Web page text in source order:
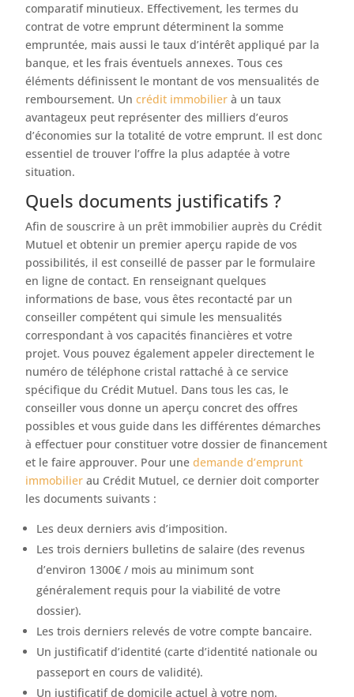
comparatif minutieux. Effectivement, les termes du
contrat de votre emprunt déterminent la somme
empruntée, mais aussi le taux d’intérêt appliqué par la
banque, et les frais éventuels annexes. Tous ces
éléments définissent le montant de vos mensualités de
remboursement. Uncrédit immobilier à un taux
avantageux peut représenter des milliers d’euros
d’économies sur la totalité de votre emprunt. Il est donc
essentiel de trouver l’offre la plus adaptée à votre
situation.
Quels documents justificatifs ?
Afin de souscrire à un prêt immobilier auprès du Crédit
Mutuel et obtenir un premier aperçu rapide de vos
possibilités, il est conseillé de passer par le formulaire
en ligne de contact. En renseignant quelques
informations de base, vous êtes recontacté par un
conseiller compétent qui simule les mensualités
correspondant à vos capacités financières et votre
projet. Vous pouvez également appeler directement le
numéro de téléphone cristal rattaché à ce service
spécifique du Crédit Mutuel. Dans tous les cas, le
conseiller vous donne un aperçu concret des offres
possibles et vous guide dans les différentes démarches
à effectuer pour constituer votre dossier de financement
et le faire approuver. Pour unedemande d’emprunt
immobilier au Crédit Mutuel, ce dernier doit comporter
les documents suivants :
Les deux derniers avis d’imposition.
Les trois derniers bulletins de salaire (des revenus
d’environ 1300€ / mois au minimum sont
généralement requis pour la viabilité de votre
dossier).
Les trois derniers relevés de votre compte bancaire.
Un justificatif d’identité (carte d’identité nationale ou
passeport en cours de validité).
Un justificatif de domicile actuel à votre nom.